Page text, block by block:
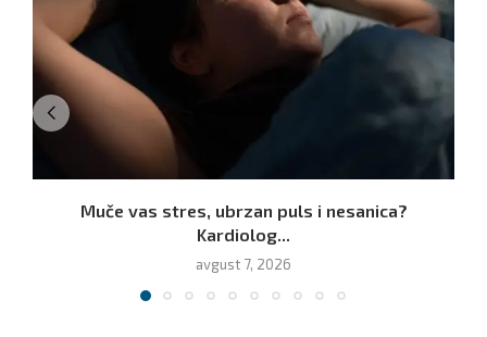
Muče vas stres, ubrzan puls i nesanica?
Kardiolog...
avgust 7, 2026